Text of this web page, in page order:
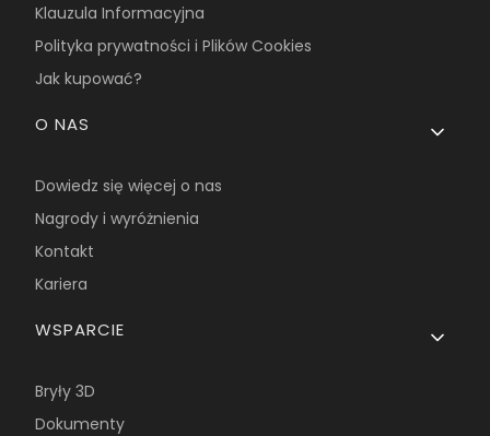
Klauzula Informacyjna
Polityka prywatności i Plików Cookies
Jak kupować?
O NAS
Dowiedz się więcej o nas
Nagrody i wyróżnienia
Kontakt
Kariera
WSPARCIE
Bryły 3D
Dokumenty